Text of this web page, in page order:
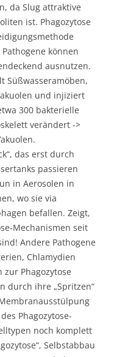
da Slug attraktive
ist. Phagozytose
können
ausnutzen.
Süßwasseramöben,
und injiziert
300 bakterielle
verändert ->
das erst durch
passieren
in Aerosolen in
wo sie via
befallen. Zeigt,
Mechanismen seit
Andere Pathogene
Chlamydien
Phagozytose
durch ihre „Spritzen“
Phagozytose-
noch komplett
Selbstabbau